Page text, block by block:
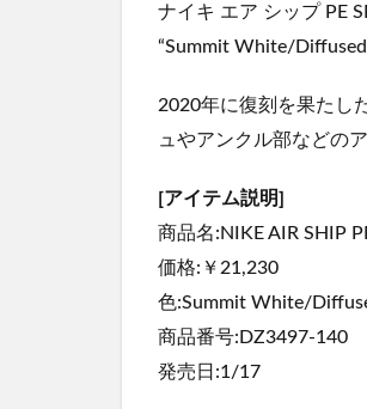
ナイキ エア シップ PE
“Summit White/
2020年に復刻を果たし
ュやアンクル部などの
[アイテム説明]
商品名:NIKE AIR SHIP
価格:￥21,230
色:Summit White/
商品番号:DZ3497-140
発売日:1/17